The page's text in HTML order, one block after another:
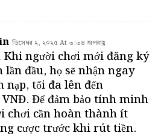
ডিসেম্বর ২, ২০২৫ At ৩:৩৪ অপরাহ্ণ
Khi người chơi mới đăng ký
lần đầu, họ sẽ nhận ngay
nạp, tối đa lên đến
VNĐ. Để đảm bảo tính minh
chơi cần hoàn thành ít
cược trước khi rút tiền.